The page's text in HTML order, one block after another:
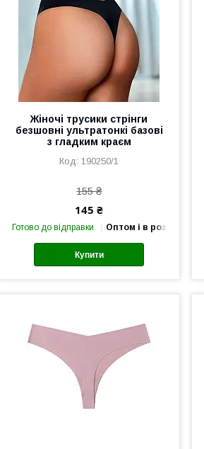
Жіночі трусики стрінги
безшовні ультратонкі базові
з гладким краєм
190250/1
155 ₴
145 ₴
Готово до відправки Оптом і в роздріб
Купити